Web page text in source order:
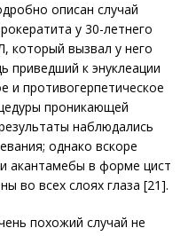
описан случай
у 30-летнего
который вызвал у него
приведший к энуклеации
и противогерпетическое
проникающей
наблюдались
однако вскоре
акантамебы в форме цист
во всех слоях глаза [21].
похожий случай не